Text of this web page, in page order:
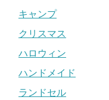
キャンプ
クリスマス
ハロウィン
ハンドメイド
ランドセル